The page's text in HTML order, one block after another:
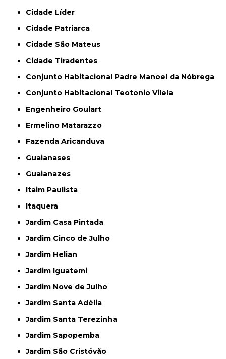
Cidade Líder
Cidade Patriarca
Cidade São Mateus
Cidade Tiradentes
Conjunto Habitacional Padre Manoel da Nóbrega
Conjunto Habitacional Teotonio Vilela
Engenheiro Goulart
Ermelino Matarazzo
Fazenda Aricanduva
Guaianases
Guaianazes
Itaim Paulista
Itaquera
Jardim Casa Pintada
Jardim Cinco de Julho
Jardim Helian
Jardim Iguatemi
Jardim Nove de Julho
Jardim Santa Adélia
Jardim Santa Terezinha
Jardim Sapopemba
Jardim São Cristóvão